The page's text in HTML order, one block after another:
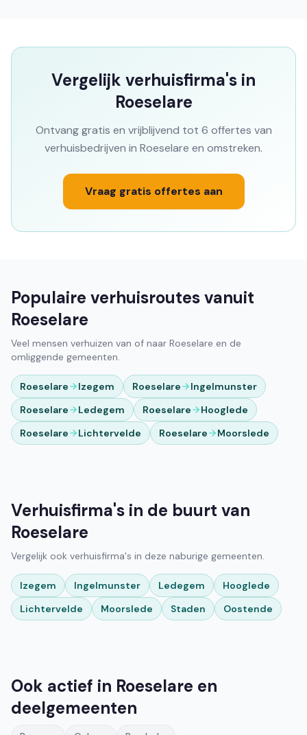
Vergelijk verhuisfirma's in
Roeselare
Ontvang gratis en vrijblijvend tot 6 offertes van
verhuisbedrijven in Roeselare en omstreken.
Vraag gratis offertes aan
Populaire verhuisroutes vanuit
Roeselare
Veel mensen verhuizen van of naar Roeselare en de
omliggende gemeenten.
Roeselare Izegem Roeselare
Ingelmunster
Roeselare
Ledegem Roeselare
Hooglede
Roeselare
Lichtervelde Roeselare Moorslede
Verhuisfirma's in de buurt van
Roeselare
Vergelijk ook verhuisfirma's in deze naburige gemeenten.
Izegem Ingelmunster Ledegem
Hooglede
Lichtervelde
Moorslede Staden Oostende
Ook actief in Roeselare en
deelgemeenten